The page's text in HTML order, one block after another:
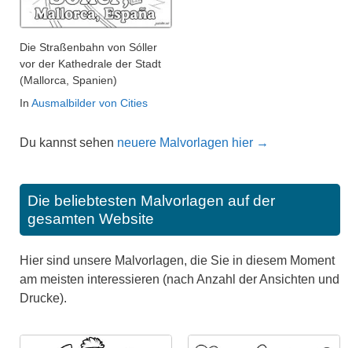
Die Straßenbahn von Sóller
vor der Kathedrale der Stadt
(Mallorca, Spanien)
In Ausmalbilder von Cities
Du kannst sehen neuere Malvorlagen hier →
Die beliebtesten Malvorlagen auf der
gesamten Website
Hier sind unsere Malvorlagen, die Sie in diesem Moment
am meisten interessieren (nach Anzahl der Ansichten und
Drucke).